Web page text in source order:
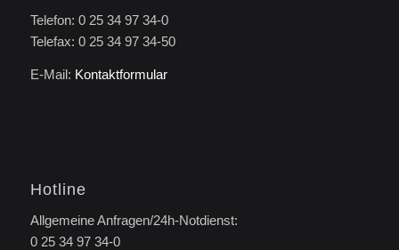
Telefon: 0 25 34 97 34-0
Telefax: 0 25 34 97 34-50
E-Mail: Kontaktformular
Hotline
Allgemeine Anfragen/24h-Notdienst:
0 25 34 97 34-0